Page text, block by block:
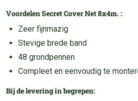
Voordelen Secret Cover Net 8x4m. :
Zeer fijnmazig
Stevige brede band
48 grondpennen
Compleet en eenvoudig te
Bij de levering in begrepen: